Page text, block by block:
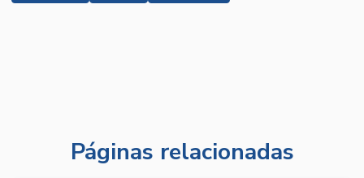
Páginas relacionadas